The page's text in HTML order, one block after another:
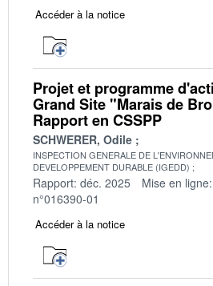
Accéder à la notice
Projet et programme
Grand Site "Marais de
Rapport en CSSPP
SCHWERER, Odile
INSPECTION GENERALE DE
DEVELOPPEMENT DURABLE (IGEDD)
Rapport: déc. 2025 Mise en
n°016390-01
Accéder à la notice